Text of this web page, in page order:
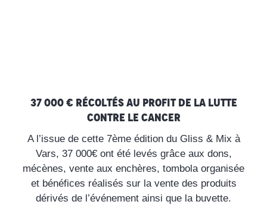
37 000 € récoltés au profit de la lutte
contre le cancer
A l’issue de cette 7ème édition du Gliss & Mix à
Vars, 37 000€ ont été levés grâce aux dons,
mécènes, vente aux enchères, tombola organisée
et bénéfices réalisés sur la vente des produits
dérivés de l’événement ainsi que la buvette.